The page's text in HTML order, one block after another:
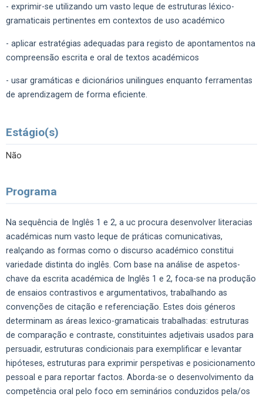
- exprimir-se utilizando um vasto leque de estruturas léxico-
gramaticais pertinentes em contextos de uso académico
- aplicar estratégias adequadas para registo de apontamentos na
compreensão escrita e oral de textos académicos
- usar gramáticas e dicionários unilingues enquanto ferramentas
de aprendizagem de forma eficiente.
Estágio(s)
Não
Programa
Na sequência de Inglês 1 e 2, a uc procura desenvolver literacias
académicas num vasto leque de práticas comunicativas,
realçando as formas como o discurso académico constitui
variedade distinta do inglês. Com base na análise de aspetos-
chave da escrita académica de Inglês 1 e 2, foca-se na produção
de ensaios contrastivos e argumentativos, trabalhando as
convenções de citação e referenciação. Estes dois géneros
determinam as áreas lexico-gramaticais trabalhadas: estruturas
de comparação e contraste, constituintes adjetivais usados para
persuadir, estruturas condicionais para exemplificar e levantar
hipóteses, estruturas para exprimir perspetivas e posicionamento
pessoal e para reportar factos. Aborda-se o desenvolvimento da
competência oral pelo foco em seminários conduzidos pela/os